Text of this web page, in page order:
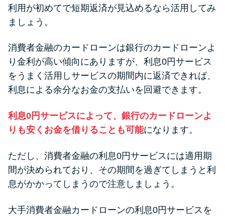
利用が初めてで短期返済が見込めるなら活用してみ
ましょう。
消費者金融のカードローンは銀行のカードローンよ
り金利が高い傾向にありますが、利息0円サービス
をうまく活用しサービスの期間内に返済できれば、
利息による余分なお金の支払いを回避できます。
利息0円サービスによって、銀行のカードローンよ
りも安くお金を借りることも可能になります。
ただし、消費者金融の利息0円サービスには適用期
間が決められており、その期間を過ぎてしまうと利
息がかかってしまうので注意しましょう。
大手消費者金融カードローンの利息0円サービスを